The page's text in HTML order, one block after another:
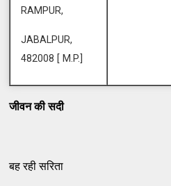
RAMPUR,
JABALPUR,
482008 [ M.P.]
जीवन की सदी
बह रही सरिता